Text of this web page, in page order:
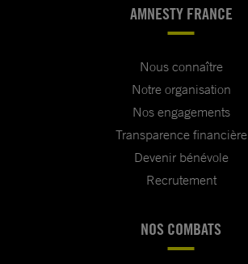
AMNESTY FRANCE
Nous connaître
Notre organisation
Nos engagements
Transparence financière
Devenir bénévole
Recrutement
NOS COMBATS